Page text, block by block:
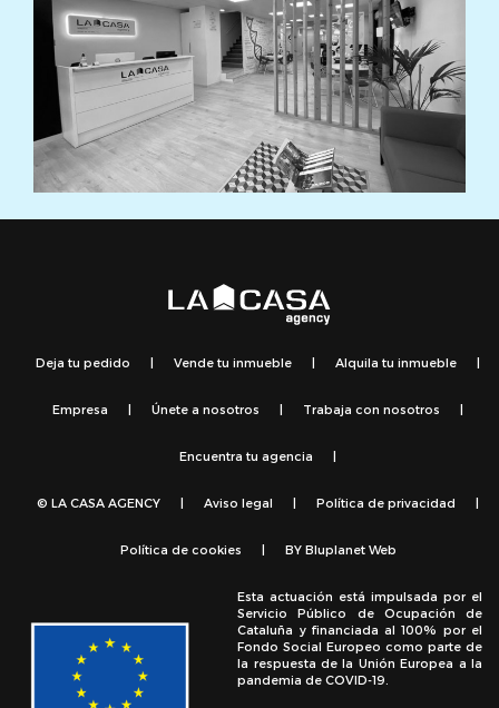
Deja tu pedido | Vende tu inmueble | Alquila tu inmueble |
Empresa | Únete a nosotros | Trabaja con nosotros |
Encuentra tu agencia |
© LA CASA AGENCY | Aviso legal | Política de privacidad |
Política de cookies | BY Bluplanet Web
Esta actuación está impulsada por el
Servicio Público de Ocupación de
Cataluña y financiada al 100% por el
Fondo Social Europeo como parte de
la respuesta de la Unión Europea a la
pandemia de COVID-19.